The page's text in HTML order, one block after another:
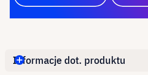
Informacje dot. produktu